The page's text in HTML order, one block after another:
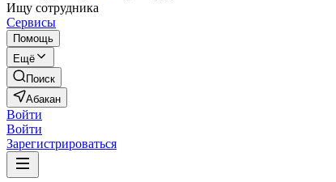
Ищу сотрудника
Сервисы
Помощь
Ещё
Поиск
Абакан
Войти
Войти
Зарегистрироваться